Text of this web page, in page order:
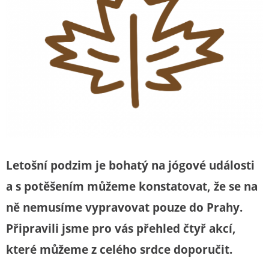
Letošní podzim je bohatý na jógové události
a s potěšením můžeme konstatovat, že se na
ně nemusíme vypravovat pouze do Prahy.
Připravili jsme pro vás přehled čtyř akcí,
které můžeme z celého srdce doporučit.